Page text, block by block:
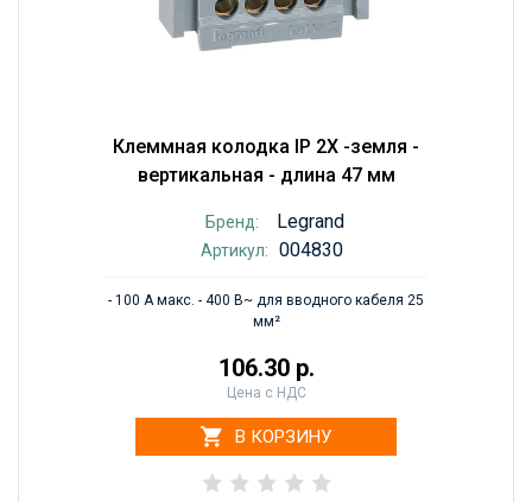
Клеммная колодка IP 2X -земля -
вертикальная - длина 47 мм
Бренд: Legrand
Артикул: 004830
- 100 А макс. - 400 В~ для вводного кабеля 25
мм²
106.30 р.
Цена с НДС
В КОРЗИНУ